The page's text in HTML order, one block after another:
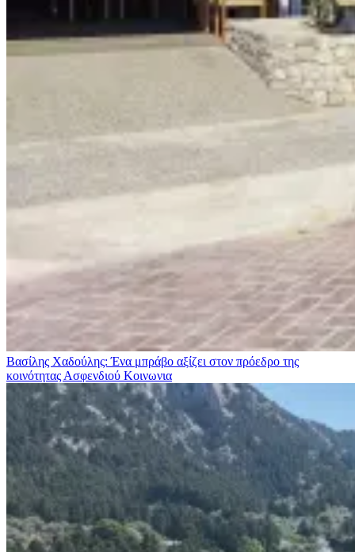
Βασίλης Χαδούλης: Ένα μπράβο αξίζει στον πρόεδρο της
κοινότητας Ασφενδιού Κοινωνια